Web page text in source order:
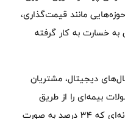
مانند قیمت‌گذاری،
خسارت به کار گرفته
دیجیتال، مشتریان
بیمه‌ای را از طریق
کانال‌های فیزیکی خریداری کنند؛ به‌گونه‌ای که ۳۴ درصد به صورت